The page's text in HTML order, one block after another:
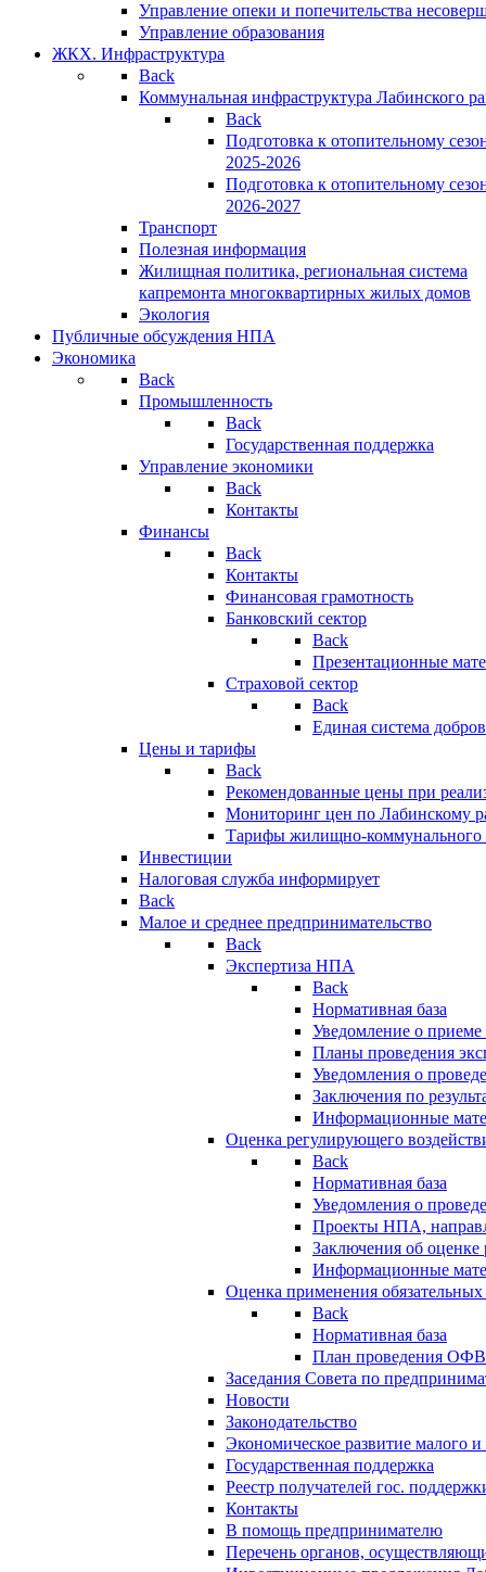
Управление опеки и попечительства
Управление образования
ЖКХ. Инфраструктура
Back
Коммунальная инфраструктура Лабинского
Back
Подготовка к отопительному
2025-2026
Подготовка к отопительному
2026-2027
Транспорт
Полезная информация
Жилищная политика, региональная система
капремонта многоквартирных жилых домов
Экология
Публичные обсуждения НПА
Экономика
Back
Промышленность
Back
Государственная поддержка
Управление экономики
Back
Контакты
Финансы
Back
Контакты
Финансовая грамотность
Банковский сектор
Back
Презентационные
Страховой сектор
Back
Единая система
Цены и тарифы
Back
Рекомендованные цены при
Мониторинг цен по Лабинскому
Тарифы жилищно-коммунального
Инвестиции
Налоговая служба информирует
Back
Малое и среднее предпринимательство
Back
Экспертиза НПА
Back
Нормативная база
Уведомление о
Планы проведения
Уведомления о
Заключения по
Информационные
Оценка регулирующего
Back
Нормативная база
Уведомления о
Проекты НПА,
Заключения об
Информационные
Оценка применения
Back
Нормативная база
План проведения
Заседания Совета по
Новости
Законодательство
Экономическое развитие малого и
Государственная поддержка
Реестр получателей гос.
Контакты
В помощь предпринимателю
Перечень органов,